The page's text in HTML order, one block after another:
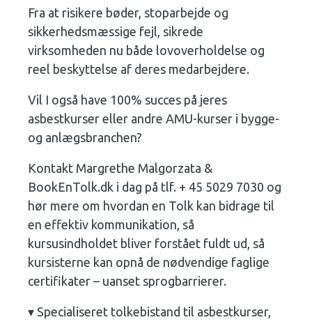
Fra at risikere bøder, stoparbejde og
sikkerhedsmæssige fejl, sikrede
virksomheden nu både lovoverholdelse og
reel beskyttelse af deres medarbejdere.
Vil I også have 100% succes på jeres
asbestkurser eller andre AMU-kurser i bygge-
og anlægsbranchen?
Kontakt Margrethe Malgorzata &
BookEnTolk.dk i dag på tlf. + 45 5029 7030 og
hør mere om hvordan en Tolk kan bidrage til
en effektiv kommunikation, så
kursusindholdet bliver forstået fuldt ud, så
kursisterne kan opnå de nødvendige faglige
certifikater – uanset sprogbarrierer.
▾ Specialiseret tolkebistand til asbestkurser,